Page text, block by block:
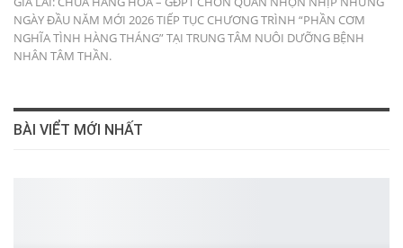
NGÀY ĐẦU NĂM MỚI 2026 TIẾP TỤC CHƯƠNG TRÌNH “PHẦN CƠM
NGHĨA TÌNH HÀNG THÁNG” TẠI TRUNG TÂM NUÔI DƯỠNG BỆNH
NHÂN TÂM THẦN.
BÀI VIỂT MỚI NHẤT